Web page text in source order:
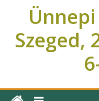
Szeged,